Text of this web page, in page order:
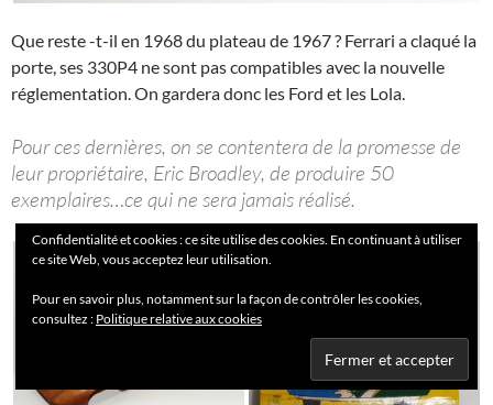
Que reste -t-il en 1968 du plateau de 1967 ? Ferrari a claqué la
porte, ses 330P4 ne sont pas compatibles avec la nouvelle
réglementation. On gardera donc les Ford et les Lola.
Pour ces dernières, on se contentera de la promesse de
leur propriétaire, Eric Broadley, de produire 50
exemplaires…ce qui ne sera jamais réalisé.
Confidentialité et cookies : ce site utilise des cookies. En continuant à utiliser
ce site Web, vous acceptez leur utilisation.
Pour en savoir plus, notamment sur la façon de contrôler les cookies,
consultez : Politique relative aux cookies